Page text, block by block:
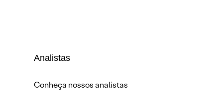
Analistas
Conheça nossos analistas